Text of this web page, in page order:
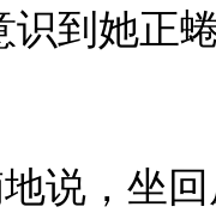
识到她正
说，坐